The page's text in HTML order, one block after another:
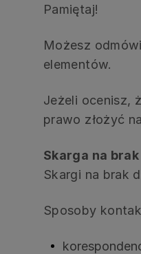
Pamiętaj!
Możesz
elementów.
Jeżeli ocenisz,
prawo złożyć
Skarga na
Skargi na brak
Sposoby